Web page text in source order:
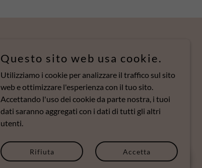
Gestito da
Questo sito web usa cookie.
Utilizziamo i cookie per analizzare il traffico sul sito
web e ottimizzare l'esperienza con il tuo sito.
Accettando l'uso dei cookie da parte nostra, i tuoi
dati saranno aggregati con i dati di tutti gli altri
utenti.
Rifiuta Accetta